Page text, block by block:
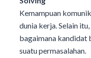
Kemampuan
dunia kerja. Selain
bagaimana kandidat
suatu permasalahan.